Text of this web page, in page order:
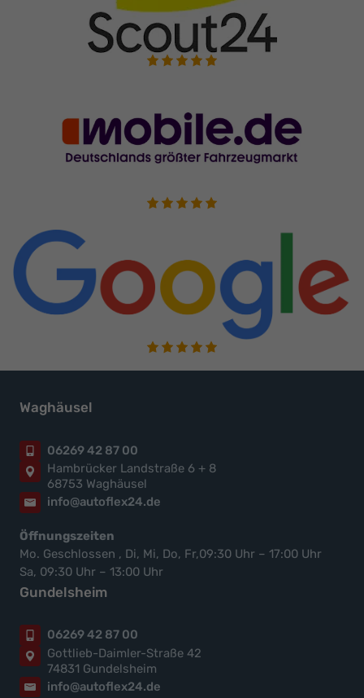
Waghäusel
06269 42 87 00
Hambrücker Landstraße 6 + 8
68753 Waghäusel
info@autoflex24.de
Öffnungszeiten
Mo. Geschlossen , Di, Mi, Do, Fr,09:30 Uhr – 17:00 Uhr
Sa, 09:30 Uhr – 13:00 Uhr
Gundelsheim
06269 42 87 00
Gottlieb-Daimler-Straße 42
74831 Gundelsheim
info@autoflex24.de